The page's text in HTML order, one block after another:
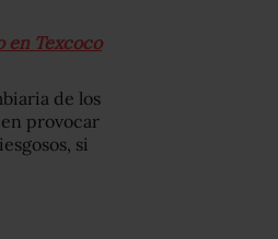
en Texcoco
de los
provocar
si